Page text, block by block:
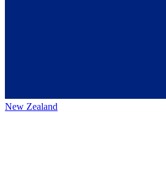
New Zealand